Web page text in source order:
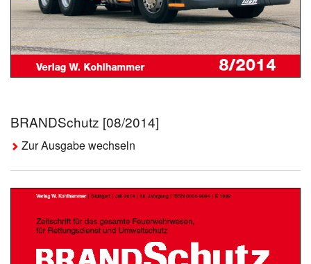
BRANDSchutz [08/2014]
Zur Ausgabe wechseln